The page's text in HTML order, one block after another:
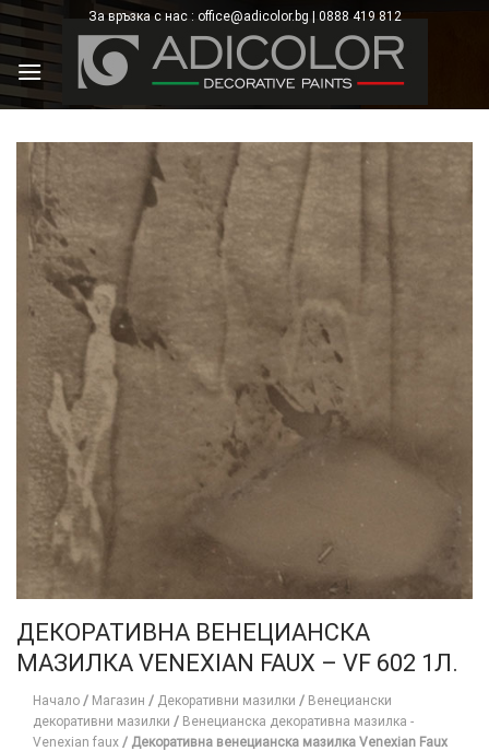
Skip
to
content
За връзка с нас : office@adicolor.bg | 0888 419 812
ДЕКОРАТИВНА ВЕНЕЦИАНСКА
МАЗИЛКА VENEXIAN FAUX – VF 602 1Л.
Начало / Магазин / Декоративни мазилки / Венециански
декоративни мазилки / Венецианска декоративна мазилка -
Venexian faux / Декоративна венецианска мазилка Venexian Faux
×